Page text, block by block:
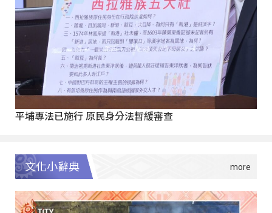
平埔專法已施行 原民身分法暫緩審查
文化小辭典